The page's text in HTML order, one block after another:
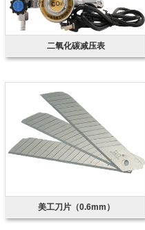
二氧化碳减压表
美工刀片（0.6mm）